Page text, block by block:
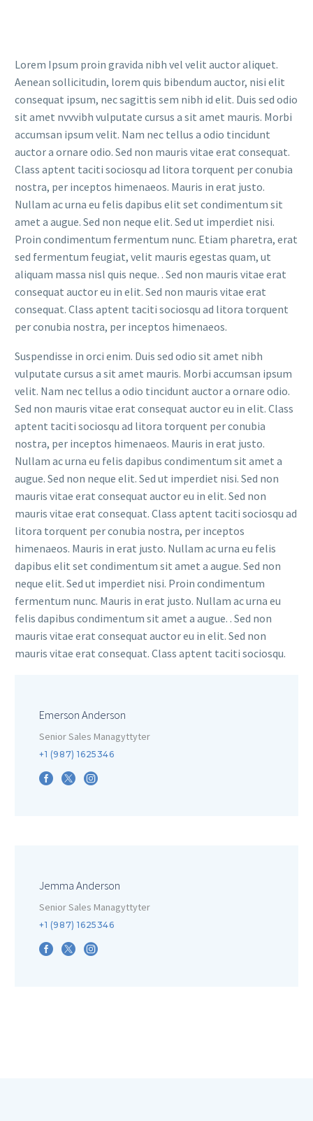
Lorem Ipsum proin gravida nibh vel velit auctor aliquet.
Aenean sollicitudin, lorem quis bibendum auctor, nisi elit
consequat ipsum, nec sagittis sem nibh id elit. Duis sed odio
sit amet nvvvibh vulputate cursus a sit amet mauris. Morbi
accumsan ipsum velit. Nam nec tellus a odio tincidunt
auctor a ornare odio. Sed non mauris vitae erat consequat.
Class aptent taciti sociosqu ad litora torquent per conubia
nostra, per inceptos himenaeos. Mauris in erat justo.
Nullam ac urna eu felis dapibus elit set condimentum sit
amet a augue. Sed non neque elit. Sed ut imperdiet nisi.
Proin condimentum fermentum nunc. Etiam pharetra, erat
sed fermentum feugiat, velit mauris egestas quam, ut
aliquam massa nisl quis neque. . Sed non mauris vitae erat
consequat auctor eu in elit. Sed non mauris vitae erat
consequat. Class aptent taciti sociosqu ad litora torquent
per conubia nostra, per inceptos himenaeos.
Suspendisse in orci enim. Duis sed odio sit amet nibh
vulputate cursus a sit amet mauris. Morbi accumsan ipsum
velit. Nam nec tellus a odio tincidunt auctor a ornare odio.
Sed non mauris vitae erat consequat auctor eu in elit. Class
aptent taciti sociosqu ad litora torquent per conubia
nostra, per inceptos himenaeos. Mauris in erat justo.
Nullam ac urna eu felis dapibus condimentum sit amet a
augue. Sed non neque elit. Sed ut imperdiet nisi. Sed non
mauris vitae erat consequat auctor eu in elit. Sed non
mauris vitae erat consequat. Class aptent taciti sociosqu ad
litora torquent per conubia nostra, per inceptos
himenaeos. Mauris in erat justo. Nullam ac urna eu felis
dapibus elit set condimentum sit amet a augue. Sed non
neque elit. Sed ut imperdiet nisi. Proin condimentum
fermentum nunc. Mauris in erat justo. Nullam ac urna eu
felis dapibus condimentum sit amet a augue. . Sed non
mauris vitae erat consequat auctor eu in elit. Sed non
mauris vitae erat consequat. Class aptent taciti sociosqu.
Emerson Anderson
Senior Sales Managyttyter
+1 (987) 1625346
Jemma Anderson
Senior Sales Managyttyter
+1 (987) 1625346